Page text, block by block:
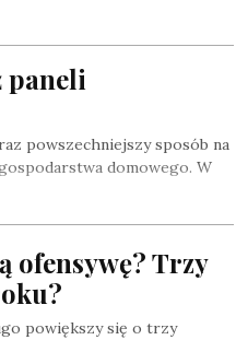
paneli
powszechniejszy sposób na
domowego. W
ofensywę? Trzy
powiększy się o trzy